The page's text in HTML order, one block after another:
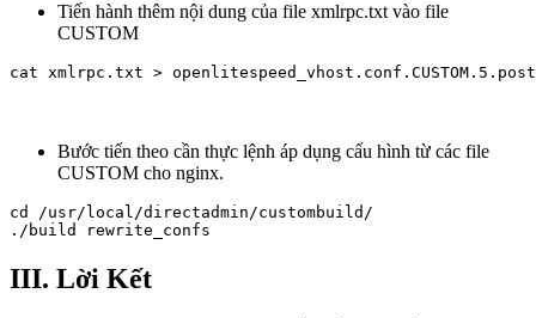
Tiến hành thêm nội dung của file xmlrpc.txt vào file
CUSTOM
cat xmlrpc.txt > openlitespeed_vhost.conf.CUSTOM.5.post
Bước tiến theo cần thực lệnh áp dụng cấu hình từ các file
CUSTOM cho nginx.
cd /usr/local/directadmin/custombuild/
./build rewrite_confs
III. Lời Kết